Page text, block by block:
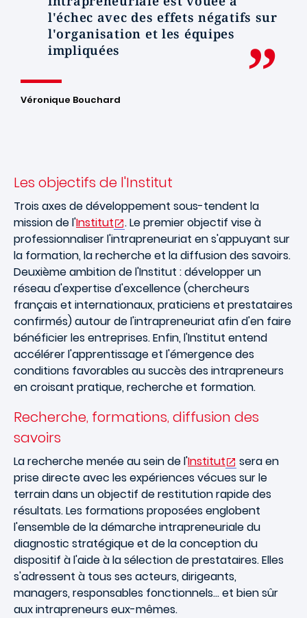
l'échec avec des effets négatifs sur
l'organisation et les équipes
impliquées
Véronique Bouchard
Les objectifs de l'Institut
Trois axes de développement sous-tendent la
mission de l'Institut
. Le premier objectif vise à
professionnaliser l'intrapreneuriat en s'appuyant sur
la formation, la recherche et la diffusion des savoirs.
Deuxième ambition de l'Institut : développer un
réseau d'expertise d'excellence (chercheurs
français et internationaux, praticiens et prestataires
confirmés) autour de l'intrapreneuriat afin d'en faire
bénéficier les entreprises. Enfin, l'Institut entend
accélérer l'apprentissage et l'émergence des
conditions favorables au succès des intrapreneurs
en croisant pratique, recherche et formation.
Recherche, formations, diffusion des
savoirs
La recherche menée au sein de l'Institut
sera en
prise directe avec les expériences vécues sur le
terrain dans un objectif de restitution rapide des
résultats. Les formations proposées englobent
l'ensemble de la démarche intrapreneuriale du
diagnostic stratégique et de la conception du
dispositif à l'aide à la sélection de prestataires. Elles
s'adressent à tous ses acteurs, dirigeants,
managers, responsables fonctionnels… et bien sûr
aux intrapreneurs eux-mêmes.